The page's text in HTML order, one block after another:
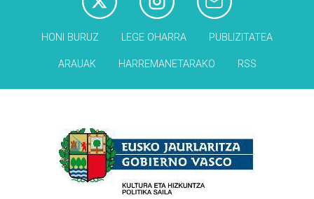
HONI BURUZ LEGE OHARRA PUBLIZITATEA
ARAUAK HARREMANETARAKO RSS